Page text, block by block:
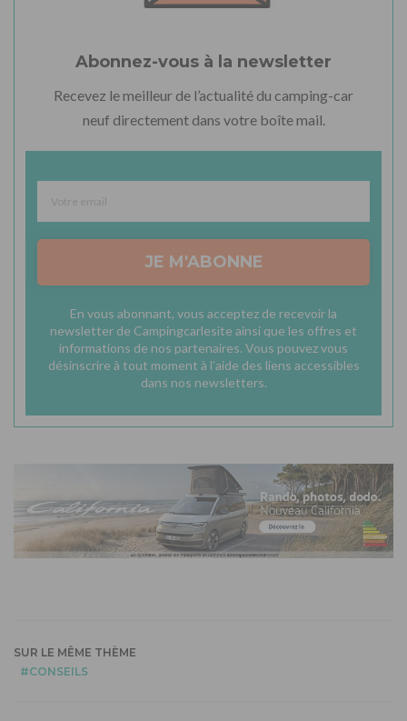
Abonnez-vous à la newsletter
Recevez le meilleur de l’actualité du camping-car
neuf directement dans votre boîte mail.
JE M'ABONNE
En vous abonnant, vous acceptez de recevoir la
newsletter de Campingcarlesite ainsi que les offres et
informations de nos partenaires. Vous pouvez vous
désinscrire à tout moment à l'aide des liens accessibles
dans nos newsletters.
SUR LE MÊME THÈME
CONSEILS